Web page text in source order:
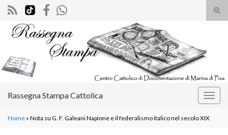
il
Search for:
Rassegna Stampa Cattolica
Home » Nota su G. F. Galeani Napione e il federalismo italico nel secolo XIX